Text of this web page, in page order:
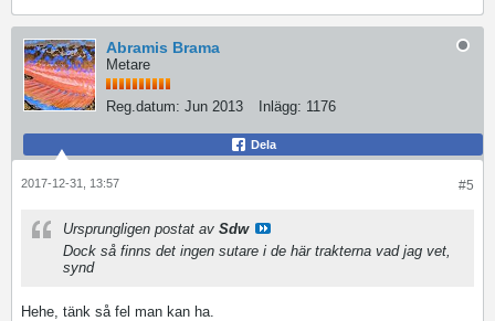
Abramis Brama
Metare
Reg.datum: Jun 2013 Inlägg: 1176
Dela
#5
2017-12-31, 13:57
Ursprungligen postat av Sdw
Dock så finns det ingen sutare i de här trakterna vad jag vet,
synd
Hehe, tänk så fel man kan ha.